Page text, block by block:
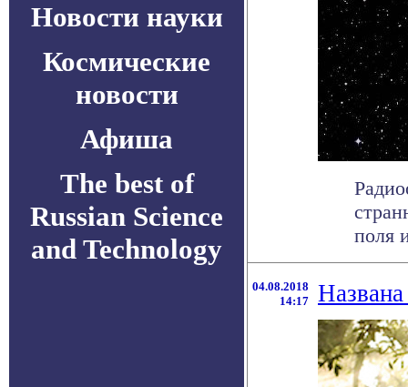
Новости науки
Космические
новости
Афиша
The best of
Russian Science
and Technology
поля
04.08.2018
14:17